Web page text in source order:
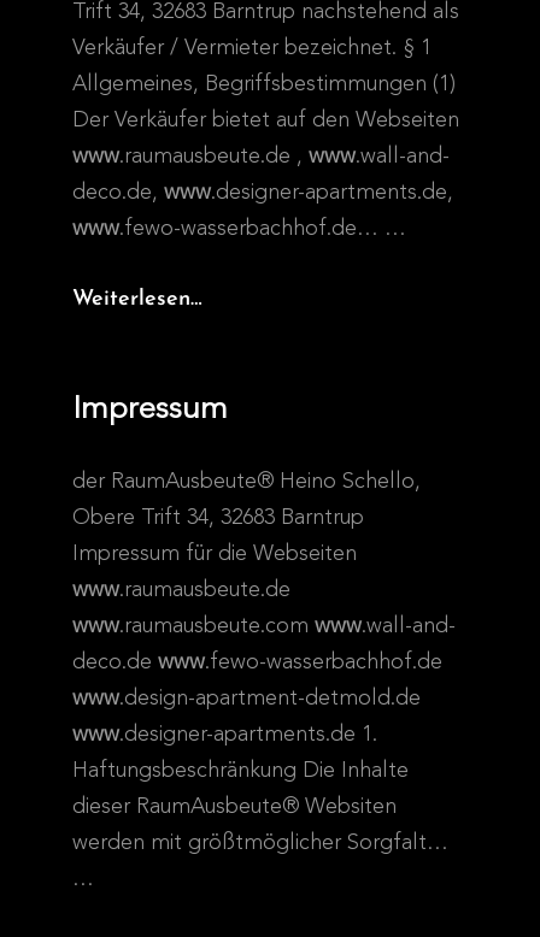
Trift 34, 32683 Barntrup nachstehend als
Verkäufer / Vermieter bezeichnet. § 1
Allgemeines, Begriffsbestimmungen (1)
Der Verkäufer bietet auf den Webseiten
www.raumausbeute.de , www.wall-and-
deco.de, www.designer-apartments.de,
www.fewo-wasserbachhof.de… …
Weiterlesen…
Impressum
der RaumAusbeute® Heino Schello,
Obere Trift 34, 32683 Barntrup
Impressum für die Webseiten
www.raumausbeute.de
www.raumausbeute.com www.wall-and-
deco.de www.fewo-wasserbachhof.de
www.design-apartment-detmold.de
www.designer-apartments.de 1.
Haftungsbeschränkung Die Inhalte
dieser RaumAusbeute® Websiten
werden mit größtmöglicher Sorgfalt…
…